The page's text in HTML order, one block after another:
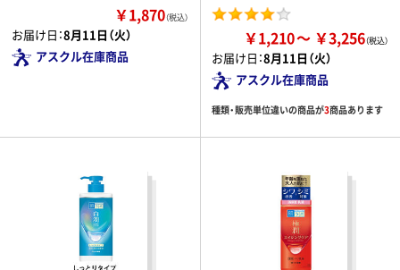
￥1,870（税込）
お届け日：8月11日（火）
アスクル在庫商品
￥1,210 ￥3,256
お届け日：8月11日（火）
アスクル在庫商品
種類・販売単位違いの商品が3商品あります